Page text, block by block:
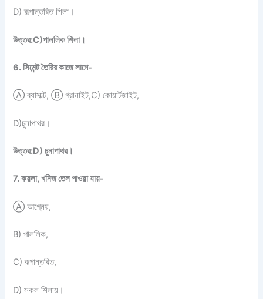
D) রূপান্তরিত শিলা।
উত্তর:C)পাললিক শিলা।
6. সিমেন্ট তৈরির কাজে লাগে-
Ⓐ ব্যাসাল্ট, Ⓑ গ্রানাইট,C) কোয়ার্টজাইট,
D)চুনাপাথর।
উত্তর:D) চুনাপাথর।
7. কয়লা, খনিজ তেল পাওয়া যায়-
Ⓐ আগ্নেয়,
B) পাললিক,
C) রূপান্তরিত,
D) সকল শিলায়।